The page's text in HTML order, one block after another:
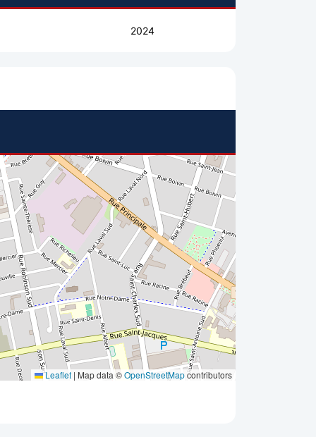
2024
Leaflet | Map data ©OpenStreetMapcontributors